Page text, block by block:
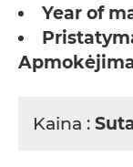
Year of
Kaina :